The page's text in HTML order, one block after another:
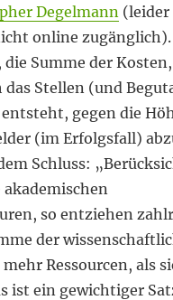
Degelmann (leider
online zugänglich).
Summe der
Stellen (und
gegen die
(im Erfolgsfall)
Schluss:
so entziehen
der
Ressourcen, als
ist ein gewichtiger